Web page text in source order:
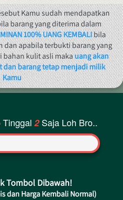
Tentunya dengan harga tesebut Kamu sudah mendapatkan
barang yang diterima dalam
100% UANG KEMBALI bila
dan apabila terbukti barang yang
bahan kulit asli maka uang akan
barang tetap menjadi milik
Kamu
2 Saja Loh Bro..
Tombol Dibawah!
dan Harga Kembali Normal)